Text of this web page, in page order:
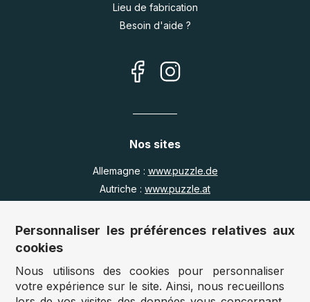
Lieu de fabrication
Besoin d'aide ?
Nos sites
Allemagne : www.puzzle.de
Autriche : www.puzzle.at
Royaume Uni :
www.jigsawpuzzle.co.uk
Accès revendeurs / détaillants
Personnaliser les préférences relatives aux
cookies
Nous utilisons des cookies pour personnaliser
votre expérience sur le site. Ainsi, nous recueillons